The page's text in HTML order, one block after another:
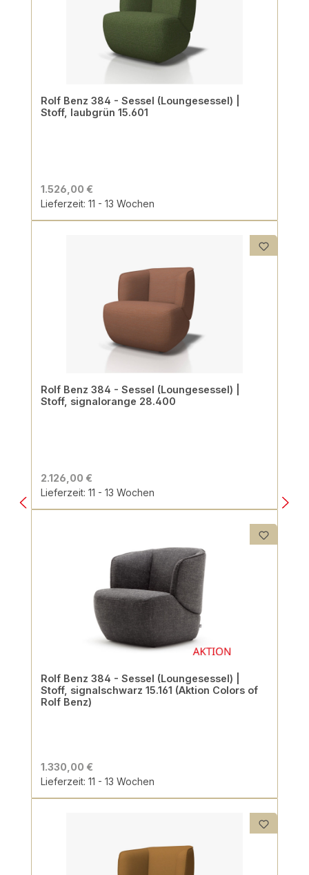
Rolf Benz 384 - Sessel (Loungesessel) |
Stoff, laubgrün 15.601
1.526,00 €
Lieferzeit: 11 - 13 Wochen
Rolf Benz 384 - Sessel (Loungesessel) |
Stoff, signalorange 28.400
2.126,00 €
Lieferzeit: 11 - 13 Wochen
Rolf Benz 384 - Sessel (Loungesessel) |
Stoff, signalschwarz 15.161 (Aktion Colors of
Rolf Benz)
1.330,00 €
Lieferzeit: 11 - 13 Wochen